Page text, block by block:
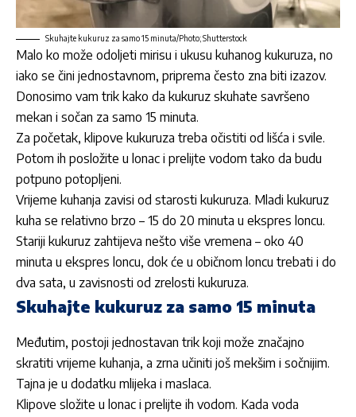
Skuhajte kukuruz za samo 15 minuta/Photo; Shutterstock
Malo ko može odoljeti mirisu i ukusu kuhanog kukuruza, no
iako se čini jednostavnom, priprema često zna biti izazov.
Donosimo vam trik kako da kukuruz skuhate savršeno
mekan i sočan za samo 15 minuta.
Za početak, klipove kukuruza treba očistiti od lišća i svile.
Potom ih posložite u lonac i prelijte vodom tako da budu
potpuno potopljeni.
Vrijeme kuhanja zavisi od starosti kukuruza. Mladi kukuruz
kuha se relativno brzo – 15 do 20 minuta u ekspres loncu.
Stariji kukuruz zahtijeva nešto više vremena – oko 40
minuta u ekspres loncu, dok će u običnom loncu trebati i do
dva sata, u zavisnosti od zrelosti kukuruza.
Skuhajte kukuruz za samo 15 minuta
Međutim, postoji jednostavan trik koji može značajno
skratiti vrijeme kuhanja, a zrna učiniti još mekšim i sočnijim.
Tajna je u dodatku mlijeka i maslaca.
Klipove složite u lonac i prelijte ih vodom. Kada voda